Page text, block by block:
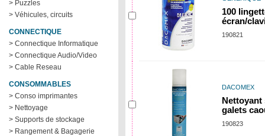
> Puzzles
> Véhicules, circuits
CONNECTIQUE
> Connectique Informatique
> Connectique Audio/Video
> Cable Reseau
CONSOMMABLES
> Conso imprimantes
> Nettoyage
> Supports de stockage
> Rangement & Bagagerie
100
écran/
190821
DACOMEX
Nettoyant
galets
190823